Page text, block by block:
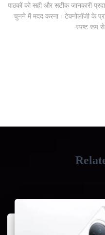
पाठकों को सही और सटीक जानकारी
चुनने में मदद करना। टेक्नोलॉजी के
स्पष्ट रूप से